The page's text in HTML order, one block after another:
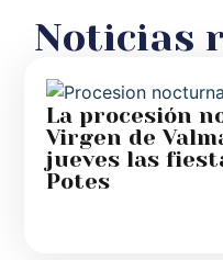
Noticias
La procesión
Virgen de
jueves las
Potes